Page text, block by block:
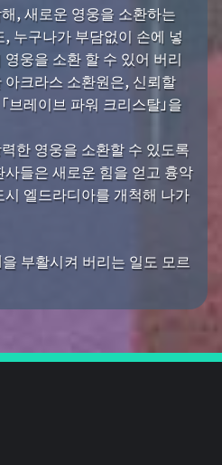
, 새로운 영웅을 소환하는
, 누구나가 부담없이 손에 넣
웅을 소환 할 수 있어 버리
크라스 소환원은, 신뢰할
브레이브 파워 크리스탈」을
한 영웅을 소환할 수 있도록
들은 새로운 힘을 얻고 흉악
엘드라디아를 개척해 나가
을 부활시켜 버리는 일도 모르